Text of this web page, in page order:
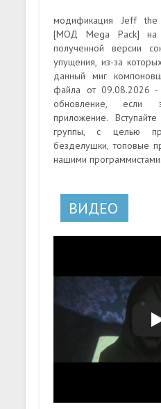
модификация Jeff
[МОД Mega Pack]
полученной версии
упущения, из-за
данный миг
файла от 09.08.2026 -
обновление, если
приложение.
группы, с целью
безделушки, топовые
нашими программистами.
ВИДЕО